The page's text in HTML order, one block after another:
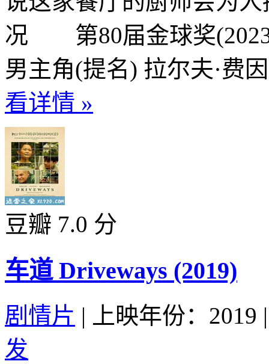
况 第80届金球奖
男主角(提名) 拉尔夫·
看详情 »
豆瓣 7.0 分
车道 Driveways (2019)
剧情片 | 上映年份：2019 |
发